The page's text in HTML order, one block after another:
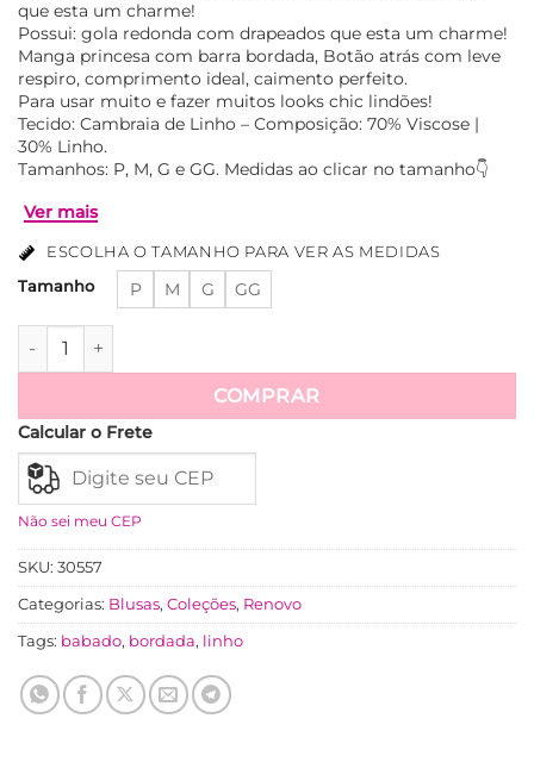
que esta um charme!
Possui: gola redonda com drapeados que esta um charme!
Manga princesa com barra bordada, Botão atrás com leve
respiro, comprimento ideal, caimento perfeito.
Para usar muito e fazer muitos looks chic lindões!
Tecido: Cambraia de Linho – Composição: 70% Viscose |
30% Linho.
Tamanhos: P, M, G e GG. Medidas ao clicar no tamanho👇
ESCOLHA O TAMANHO PARA VER AS MEDIDAS
Tamanho P M G GG
Blusa Cambraia De Linho Com Bordado Richelieu Carine -
COMPRAR
Calcular o Frete
Não sei meu CEP
SKU: 30557
Categorias: Blusas, Coleções, Renovo
Tags: babado, bordada, linho